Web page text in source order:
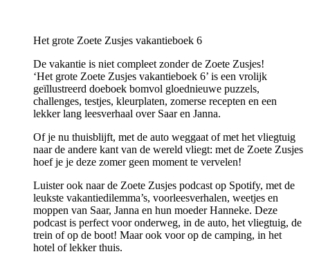
Het grote Zoete Zusjes vakantieboek 6
De vakantie is niet compleet zonder de Zoete Zusjes!
‘Het grote Zoete Zusjes vakantieboek 6’ is een vrolijk
geïllustreerd doeboek bomvol gloednieuwe puzzels,
challenges, testjes, kleurplaten, zomerse recepten en een
lekker lang leesverhaal over Saar en Janna.
Of je nu thuisblijft, met de auto weggaat of met het vliegtuig
naar de andere kant van de wereld vliegt: met de Zoete Zusjes
hoef je je deze zomer geen moment te vervelen!
Luister ook naar de Zoete Zusjes podcast op Spotify, met de
leukste vakantiedilemma’s, voorleesverhalen, weetjes en
moppen van Saar, Janna en hun moeder Hanneke. Deze
podcast is perfect voor onderweg, in de auto, het vliegtuig, de
trein of op de boot! Maar ook voor op de camping, in het
hotel of lekker thuis.